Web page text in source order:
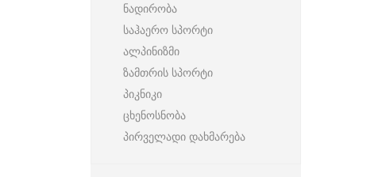
ნადირობა
საჰაერო სპორტი
ალპინიზმი
ზამთრის სპორტი
პიკნიკი
ცხენოსნობა
პირველადი დახმარება